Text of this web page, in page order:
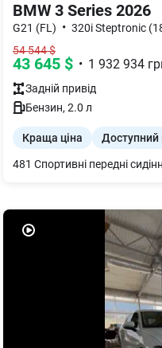
BMW 3 Series 2026
G21 (FL) • 320i Steptronic
54 544$
43 645 $ • 1 932 934
Задній привід
Бензин, 2.0 л
Краща ціна Доступний